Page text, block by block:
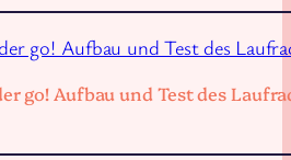
go! Aufbau und Test des